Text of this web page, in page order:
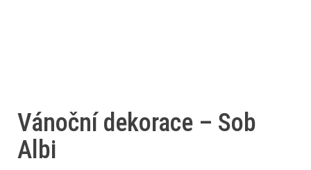
Vánoční dekorace – Sob
Albi